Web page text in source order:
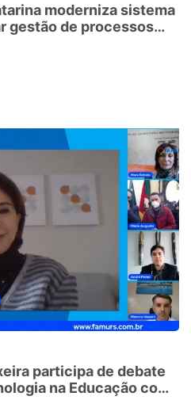
moderniza sistema
gestão de processos
participa de debate
na Educação com